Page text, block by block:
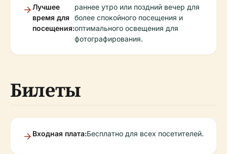
Лучшее
время для
посещения:
раннее утро или поздний вечер для
более спокойного посещения и
оптимального освещения для
фотографирования.
Билеты
Входная плата:Бесплатно для всех посетителей.